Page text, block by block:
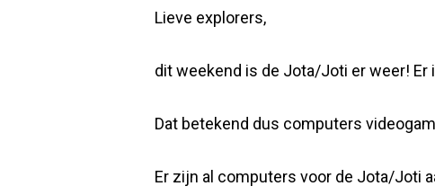
Lieve explorers,
dit weekend is de Jota/Joti er weer! Er
Dat betekend dus computers
Er zijn al computers voor de Jota/Joti